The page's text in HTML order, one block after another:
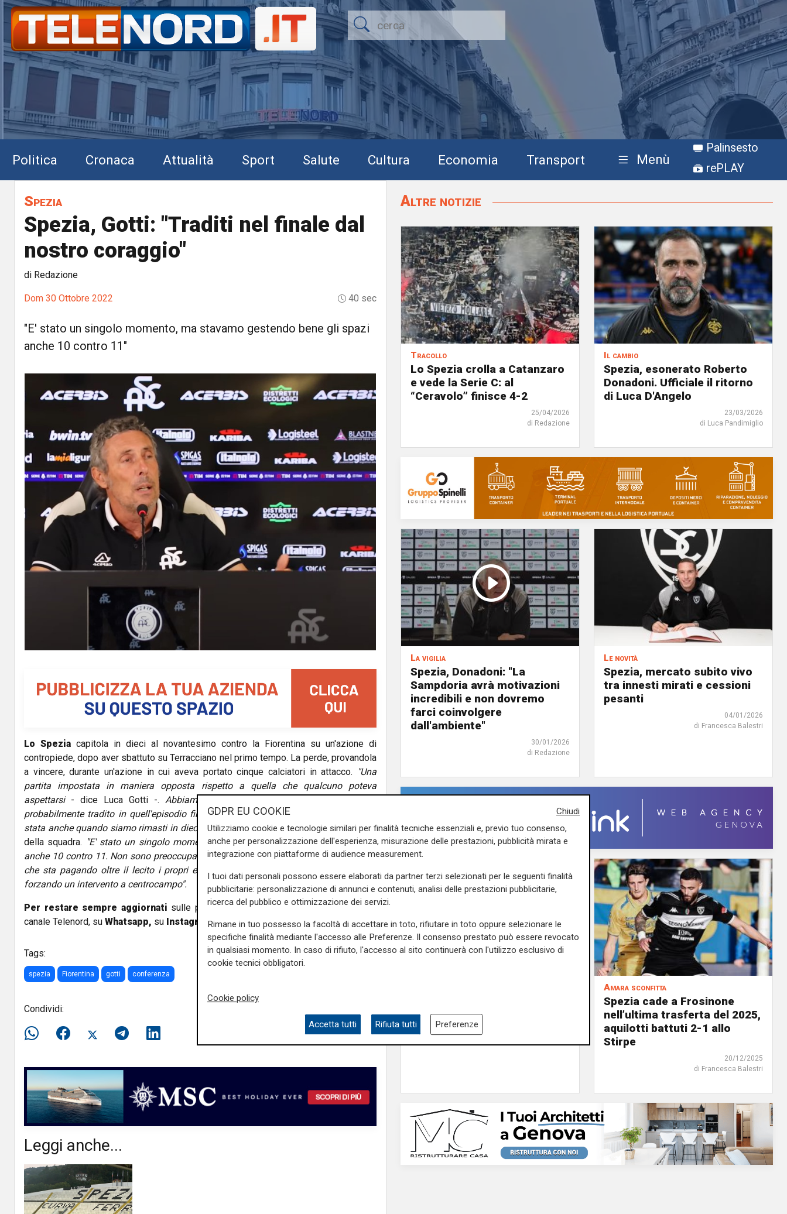
Politica Cronaca Attualità Sport Salute Cultura Economia Transport Menù
Palinsesto
rePLAY
Spezia
Spezia, Gotti: "Traditi nel finale dal
nostro coraggio"
di Redazione
Dom 30 Ottobre 2022 40 sec
"E' stato un singolo momento, ma stavamo gestendo bene gli spazi
anche 10 contro 11"
Lo Spezia capitola in dieci al novantesimo contro la Fiorentina su un'azione di
contropiede, dopo aver sbattuto su Terracciano nel primo tempo. La perde, provandola
a vincere, durante un'azione in cui aveva portato cinque calciatori in attacco.
"Una
partita impostata in maniera opposta rispetto a quella che qualcuno poteva
aspettarsi- dice Luca Gotti -. Abbiamo giocato con coraggio e questo ci ha
probabilmente tradito in quell'episodio finale. La voglia di non farsi comandare c'è
stata anche quando siamo rimasti in dieci"
. Il tecnico loda in ogni caso l'applicazione
della squadra. "E' stato un singolo momento, ma stavamo gestendo bene gli spazi
anche 10 contro 11. Non sono preoccupato, anche se è vero che siamo una squadra
che sta pagando oltre il lecito i propri errori. Come l'episodio dell'espulsione, nata
forzando un intervento a centrocampo".
Per restare sempre aggiornati sulle principali notizie sulla Liguria seguiteci sul
canale Telenord, su Whatsapp, su Instagram,suYoutubee suFacebook.
Tags:
spezia Fiorentina gotti conferenza
Condividi:
Leggi anche...
Altre notizie
Tracollo
Lo Spezia crolla a Catanzaro
e vede la Serie C: al
“Ceravolo” finisce 4-2
25/04/2026
di Redazione
Il cambio
Spezia, esonerato Roberto
Donadoni. Ufficiale il ritorno
di Luca D'Angelo
23/03/2026
di Luca Pandimiglio
La vigilia
Spezia, Donadoni: "La
Sampdoria avrà motivazioni
incredibili e non dovremo
farci coinvolgere
dall'ambiente"
30/01/2026
di Redazione
Le novità
Spezia, mercato subito vivo
tra innesti mirati e cessioni
pesanti
04/01/2026
di Francesca Balestri
Spezia batte il Pescara 2-1
Amara sconfitta
Spezia cade a Frosinone
nell’ultima trasferta del 2025,
aquilotti battuti 2-1 allo
Stirpe
20/12/2025
di Francesca Balestri
Chiudi
GDPR EU COOKIE
Utilizziamo cookie e tecnologie similari per finalità tecniche essenziali e, previo tuo consenso,
anche per personalizzazione dell'esperienza, misurazione delle prestazioni, pubblicità mirata e
integrazione con piattaforme di audience measurement.
I tuoi dati personali possono essere elaborati da partner terzi selezionati per le seguenti finalità
pubblicitarie: personalizzazione di annunci e contenuti, analisi delle prestazioni pubblicitarie,
ricerca del pubblico e ottimizzazione dei servizi.
Rimane in tuo possesso la facoltà di accettare in toto, rifiutare in toto oppure selezionare le
specifiche finalità mediante l'accesso alle Preferenze. Il consenso prestato può essere revocato
in qualsiasi momento. In caso di rifiuto, l'accesso al sito continuerà con l'utilizzo esclusivo di
cookie tecnici obbligatori.
Cookie policy
Accetta tutti Rifiuta tutti Preferenze